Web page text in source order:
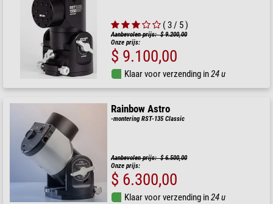
( 3 / 5 )
Aanbevolen prijs: $ 9.200,00
Onze prijs:
$ 9.100,00
Klaar voor verzending in24 u
Rainbow Astro
-montering RST-135 Classic
Aanbevolen prijs: $ 6.500,00
Onze prijs:
$ 6.300,00
Klaar voor verzending in24 u